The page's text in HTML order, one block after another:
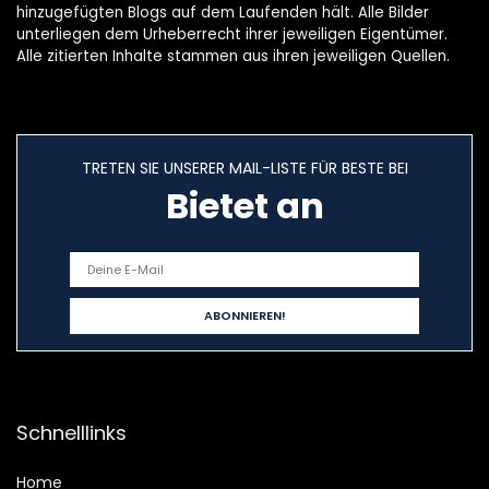
hinzugefügten Blogs auf dem Laufenden hält. Alle Bilder
unterliegen dem Urheberrecht ihrer jeweiligen Eigentümer.
Alle zitierten Inhalte stammen aus ihren jeweiligen Quellen.
TRETEN SIE UNSERER MAIL-LISTE FÜR BESTE BEI
Bietet an
Schnelllinks
Home